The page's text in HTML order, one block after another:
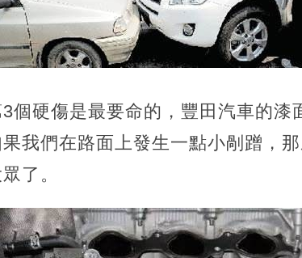
個硬傷是最要命的，豐田汽車的漆
我們在路面上發生一點小剮蹭，
了。